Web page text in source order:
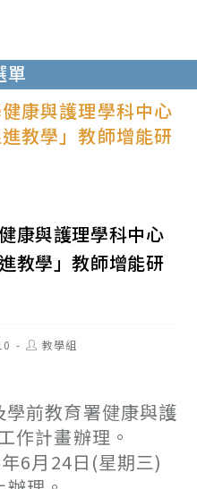
單
康與護理學科中心
教學」教師增能研
康與護理學科中心
教學」教師增能研
Post教學組
前教育署健康與護
作計畫辦理。
6月24日(星期三)